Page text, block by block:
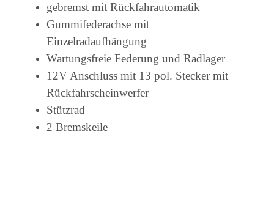
gebremst mit Rückfahrautomatik
Gummifederachse mit
Einzelradaufhängung
Wartungsfreie Federung und Radlager
12V Anschluss mit 13 pol. Stecker mit
Rückfahrscheinwerfer
Stützrad
2 Bremskeile